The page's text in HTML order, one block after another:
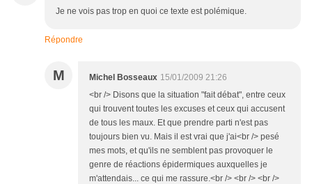
Je ne vois pas trop en quoi ce texte est polémique.
Répondre
M Michel Bosseaux 15/01/2009 21:26
<br /> Disons que la situation "fait débat", entre ceux
qui trouvent toutes les excuses et ceux qui accusent
de tous les maux. Et que prendre parti n'est pas
toujours bien vu. Mais il est vrai que j'ai<br /> pesé
mes mots, et qu'ils ne semblent pas provoquer le
genre de réactions épidermiques auxquelles je
m'attendais... ce qui me rassure.<br /> <br /> <br />